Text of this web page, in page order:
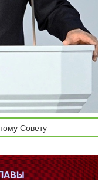
Совету